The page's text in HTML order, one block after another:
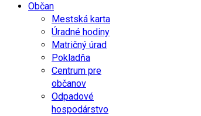
Občan
Mestská karta
Úradné hodiny
Matričný úrad
Pokladňa
Centrum pre
občanov
Odpadové
hospodárstvo